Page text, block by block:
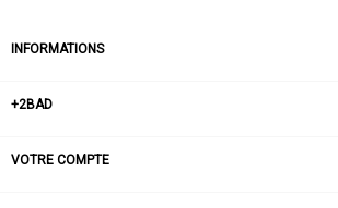
INFORMATIONS
+2BAD
VOTRE COMPTE